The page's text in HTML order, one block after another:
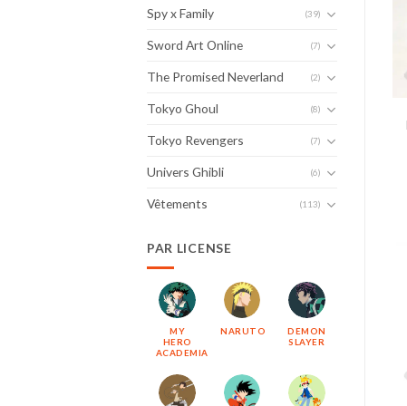
Spy x Family (39)
Sword Art Online (7)
The Promised Neverland (2)
Tokyo Ghoul (8)
Tokyo Revengers (7)
Univers Ghibli (6)
Vêtements (113)
PAR LICENSE
MY
HERO
ACADEMIA
NARUTO
DEMON
SLAYER